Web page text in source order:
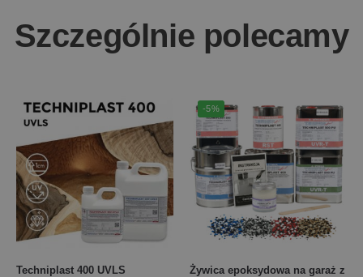
Szczególnie polecamy
Techniplast 400 UVLS
-5%
Żywica epoksydowa na garaż z